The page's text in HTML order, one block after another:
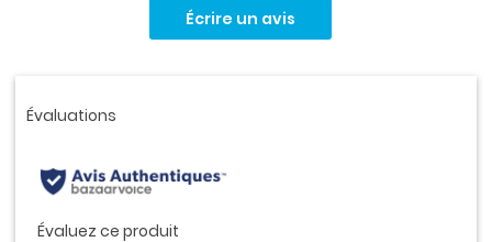
la
Écrire un avis